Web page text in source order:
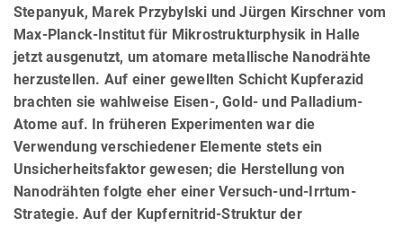
Stepanyuk, Marek Przybylski und Jürgen Kirschner vom
Max-Planck-Institut für Mikrostrukturphysik in Halle
jetzt ausgenutzt, um atomare metallische Nanodrähte
herzustellen. Auf einer gewellten Schicht Kupferazid
brachten sie wahlweise Eisen-, Gold- und Palladium-
Atome auf. In früheren Experimenten war die
Verwendung verschiedener Elemente stets ein
Unsicherheitsfaktor gewesen; die Herstellung von
Nanodrähten folgte eher einer Versuch-und-Irrtum-
Strategie. Auf der Kupfernitrid-Struktur der